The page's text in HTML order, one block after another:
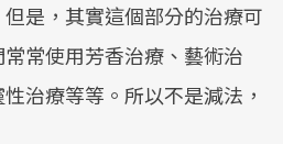
是，其實這個部分的治療可
常使用芳香治療、藝術治
治療等等。所以不是減法，